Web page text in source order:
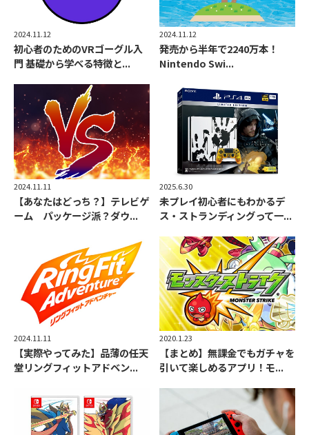
2024.11.12
初心者のためのVRゴーグル入
門 基礎から学べる特徴と...
2024.11.12
発売から半年で2240万本！
Nintendo Swi...
2024.11.11
【あなたはどっち？】テレビゲ
ーム パッケージ派？ダウ...
2025.6.30
未プレイ初心者にもわかるデ
ス・ストランディングって一...
2024.11.11
【実際やってみた】品薄の任天
堂リングフィットアドベン...
2020.1.23
【まとめ】無課金でもガチャを
引いて楽しめるアプリ！モ...